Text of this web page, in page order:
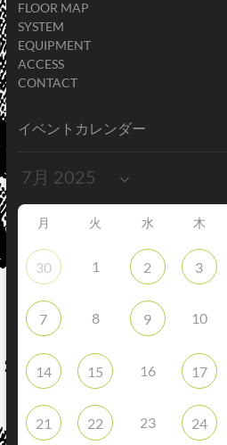
FLOOR MAP
SYSTEM
EQUIPMENT
ACCESS
CONTACT
イベントカレンダー
月 火 水 木
30 1 2 3
7 8 9 10
14 15 16 17
21 22 23 24